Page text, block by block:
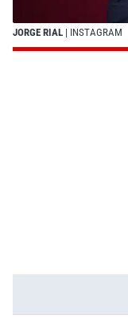
JORGE RIAL | INSTAGRAM